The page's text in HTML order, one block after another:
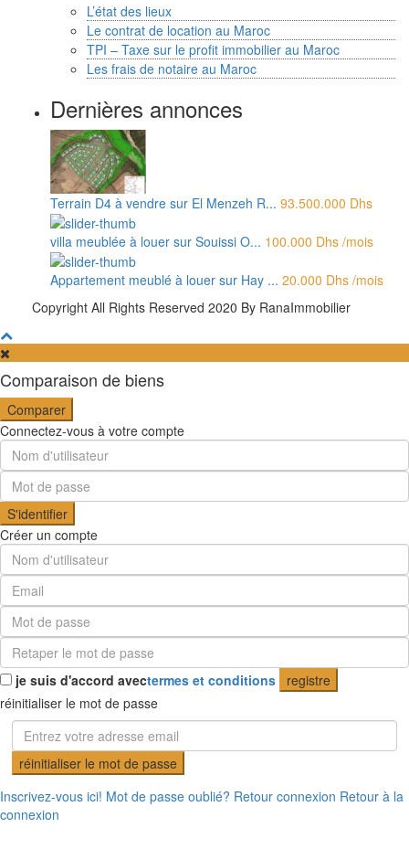
L’état des lieux
Le contrat de location au Maroc
TPI – Taxe sur le profit immobilier au Maroc
Les frais de notaire au Maroc
Dernières annonces
Terrain D4 à vendre sur El Menzeh R... 93.500.000 Dhs
villa meublée à louer sur Souissi O... 100.000 Dhs /mois
Appartement meublé à louer sur Hay ... 20.000 Dhs /mois
Copyright All Rights Reserved 2020 By RanaImmobilier
Comparaison de biens
Comparer
Connectez-vous à votre compte
S'identifier
Créer un compte
je suis d'accord avectermes et conditions
registre
réinitialiser le mot de passe
réinitialiser le mot de passe
Inscrivez-vous ici! Mot de passe oublié? Retour connexion Retour à la
connexion